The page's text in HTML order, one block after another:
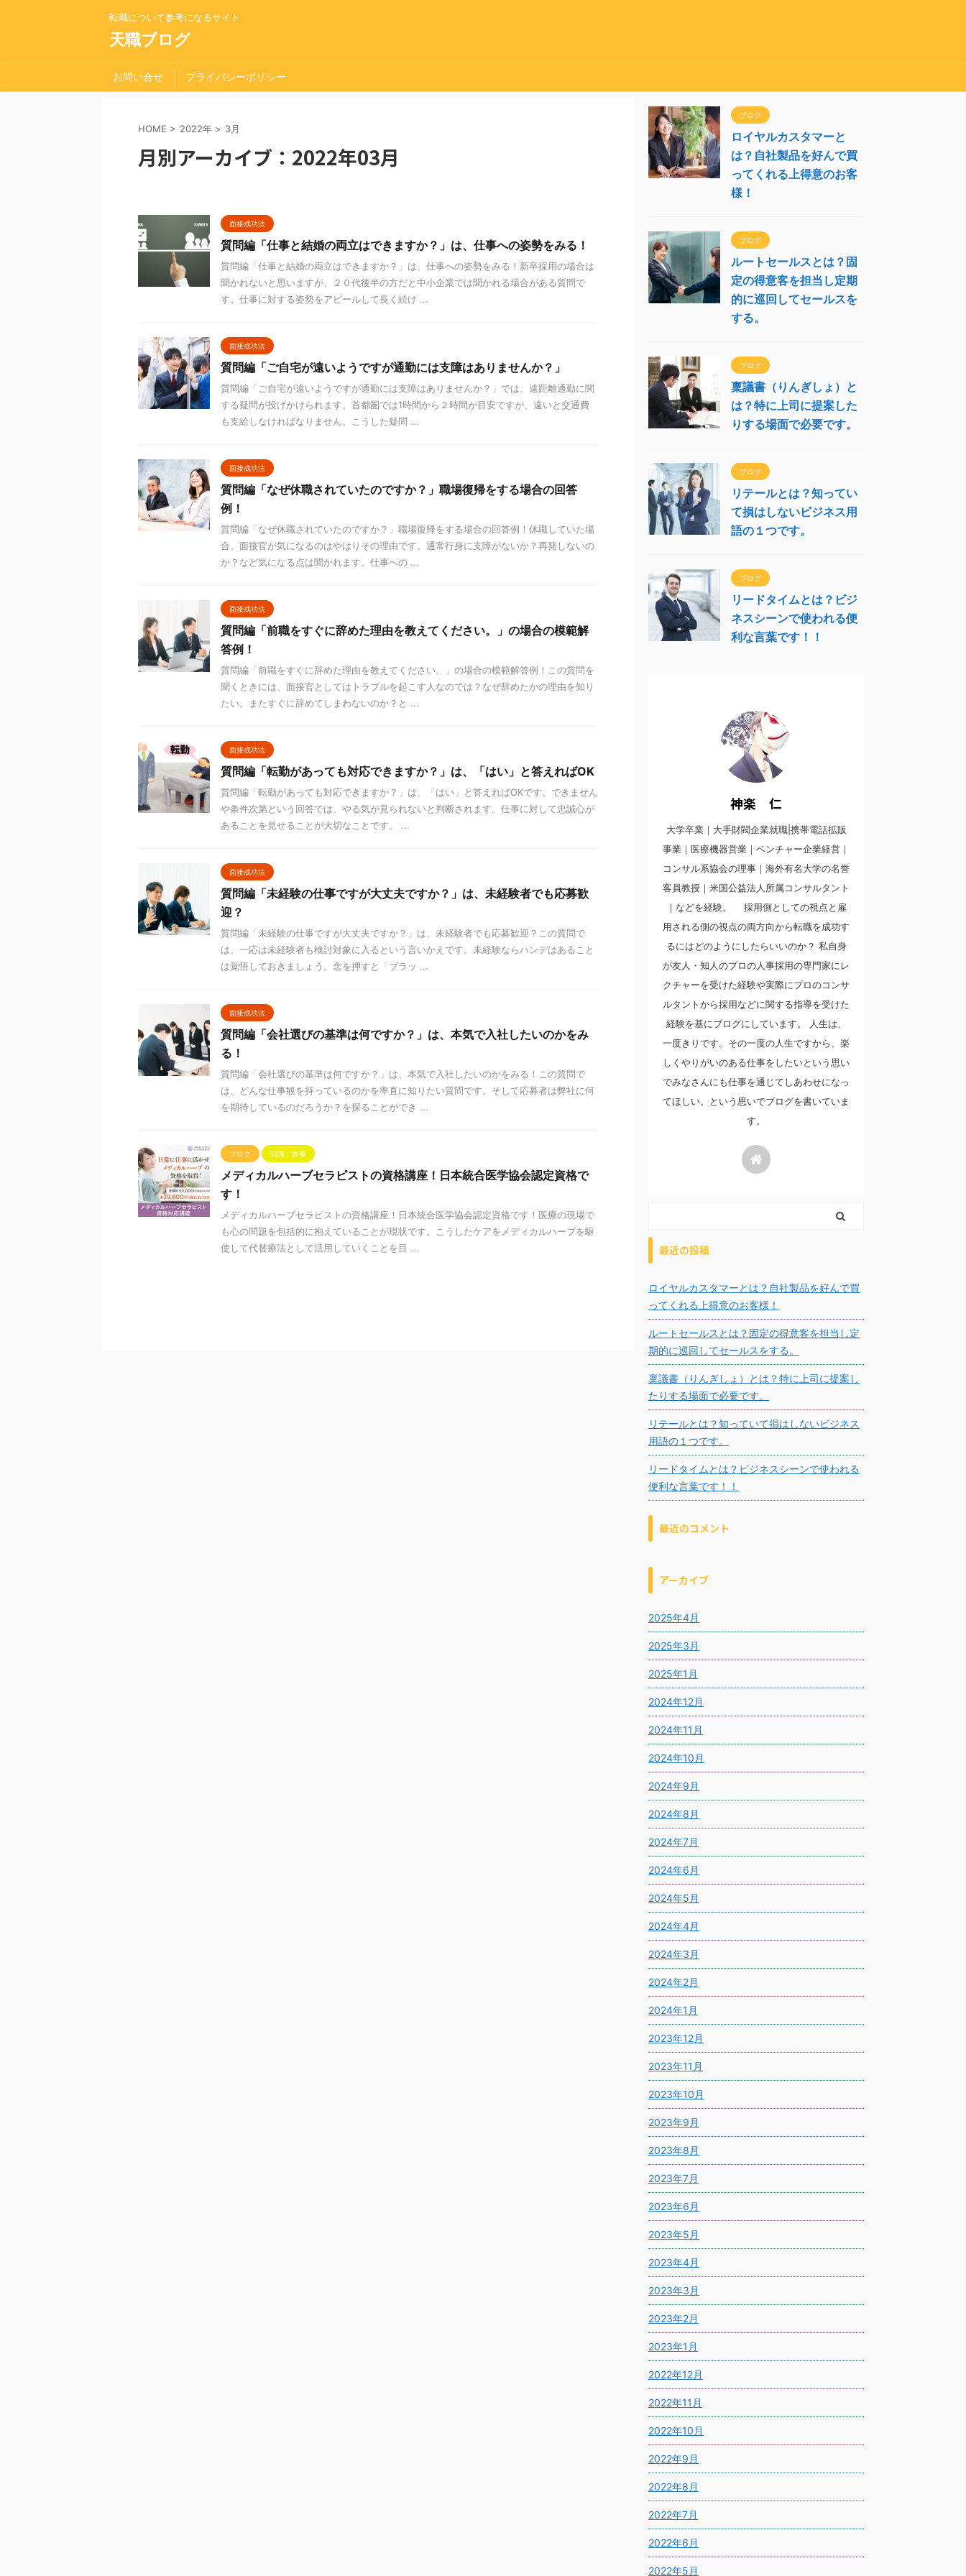
転職について参考になるサイト
天職ブログ
お問い合せ プライバシーポリシー
HOME > 2022年 > 3月
月別アーカイブ：2022年03月
面接成功法
質問編「仕事と結婚の両立はできますか？」は、仕事への姿勢をみる！
質問編「仕事と結婚の両立はできますか？」は、仕事への姿勢をみる！新卒採用の場合は
聞かれないと思いますが、２０代後半の方だと中小企業では聞かれる場合がある質問で
す。仕事に対する姿勢をアピールして長く続け ...
面接成功法
質問編「ご自宅が遠いようですが通勤には支障はありませんか？」
質問編「ご自宅が遠いようですが通勤には支障はありませんか？」では、遠距離通勤に関
する疑問が投げかけられます。首都圏では1時間から２時間が目安ですが、遠いと交通費
も支給しなければなりません。こうした疑問 ...
面接成功法
質問編「なぜ休職されていたのですか？」職場復帰をする場合の回答
例！
質問編「なぜ休職されていたのですか？」職場復帰をする場合の回答例！休職していた場
合、面接官が気になるのはやはりその理由です。通常行身に支障がないか？再発しないの
か？など気になる点は聞かれます。仕事への ...
面接成功法
質問編「前職をすぐに辞めた理由を教えてください。」の場合の模範解
答例！
質問編「前職をすぐに辞めた理由を教えてください。」の場合の模範解答例！この質問を
聞くときには、面接官としてはトラブルを起こす人なのでは？なぜ辞めたかの理由を知り
たい。またすぐに辞めてしまわないのか？と ...
面接成功法
質問編「転勤があっても対応できますか？」は、「はい」と答えればOK
質問編「転勤があっても対応できますか？」は、「はい」と答えればOKです。できません
や条件次第という回答では、やる気が見られないと判断されます。仕事に対して忠誠心が
あることを見せることが大切なことです。 ...
面接成功法
質問編「未経験の仕事ですが大丈夫ですか？」は、未経験者でも応募歓
迎？
質問編「未経験の仕事ですが大丈夫ですか？」は、未経験者でも応募歓迎？この質問で
は、一応は未経験者も検討対象に入るという言いかえです。未経験ならハンデはあること
は覚悟しておきましょう。念を押すと「ブラッ ...
面接成功法
質問編「会社選びの基準は何ですか？」は、本気で入社したいのかをみ
る！
質問編「会社選びの基準は何ですか？」は、本気で入社したいのかをみる！この質問で
は、どんな仕事観を持っているのかを率直に知りたい質問です。そして応募者は弊社に何
を期待しているのだろうか？を探ることができ ...
ブログ 知識・教養
メディカルハーブセラピストの資格講座！日本統合医学協会認定資格で
す！
メディカルハーブセラピストの資格講座！日本統合医学協会認定資格です！医療の現場で
も心の問題を包括的に抱えていることが現状です。こうしたケアをメディカルハーブを駆
使して代替療法として活用していくことを目 ...
ブログ
ロイヤルカスタマーと
は？自社製品を好んで買
ってくれる上得意のお客
様！
ブログ
ルートセールスとは？固
定の得意客を担当し定期
的に巡回してセールスを
する。
ブログ
稟議書（りんぎしょ）と
は？特に上司に提案した
りする場面で必要です。
ブログ
リテールとは？知ってい
て損はしないビジネス用
語の１つです。
ブログ
リードタイムとは？ビジ
ネスシーンで使われる便
利な言葉です！！
神楽 仁
大学卒業｜大手財閥企業就職|携帯電話拡販
事業｜医療機器営業｜ベンチャー企業経営｜
コンサル系協会の理事｜海外有名大学の名誉
客員教授｜米国公益法人所属コンサルタント
｜などを経験。 採用側としての視点と雇
用される側の視点の両方向から転職を成功す
るにはどのようにしたらいいのか？ 私自身
が友人・知人のプロの人事採用の専門家にレ
クチャーを受けた経験や実際にプロのコンサ
ルタントから採用などに関する指導を受けた
経験を基にブログにしています。 人生は、
一度きりです。その一度の人生ですから、楽
しくやりがいのある仕事をしたいという思い
でみなさんにも仕事を通じてしあわせになっ
てほしい。という思いでブログを書いていま
す。
最近の投稿
ロイヤルカスタマーとは？自社製品を好んで買
ってくれる上得意のお客様！
ルートセールスとは？固定の得意客を担当し定
期的に巡回してセールスをする。
稟議書（りんぎしょ）とは？特に上司に提案し
たりする場面で必要です。
リテールとは？知っていて損はしないビジネス
用語の１つです。
リードタイムとは？ビジネスシーンで使われる
便利な言葉です！！
最近のコメント
アーカイブ
2025年4月
2025年3月
2025年1月
2024年12月
2024年11月
2024年10月
2024年9月
2024年8月
2024年7月
2024年6月
2024年5月
2024年4月
2024年3月
2024年2月
2024年1月
2023年12月
2023年11月
2023年10月
2023年9月
2023年8月
2023年7月
2023年6月
2023年5月
2023年4月
2023年3月
2023年2月
2023年1月
2022年12月
2022年11月
2022年10月
2022年9月
2022年8月
2022年7月
2022年6月
2022年5月